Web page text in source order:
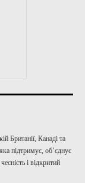
Британії, Канаді та
підтримує, об’єднує
і відкритий